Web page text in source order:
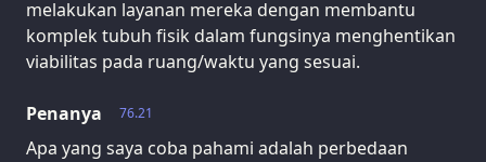
melakukan layanan mereka dengan membantu
komplek tubuh fisik dalam fungsinya menghentikan
viabilitas pada ruang/waktu yang sesuai.
76.21
Penanya
Apa yang saya coba pahami adalah perbedaan